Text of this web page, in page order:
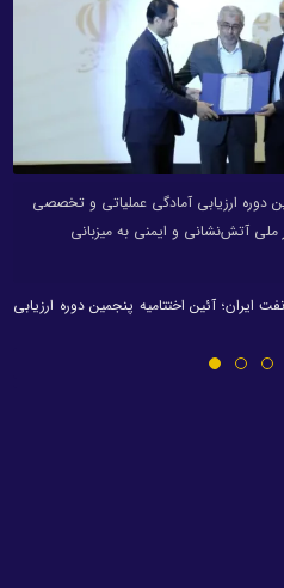
دوره ارزیابی آمادگی عملیاتی و تخصصی
آتش‌نشانی و ایمنی به میزبانی
آئین اختتامیه پنجمین دوره ارزیابی